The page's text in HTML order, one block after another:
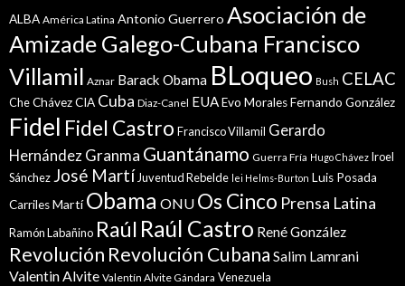
ALBA América Latina Antonio Guerrero Asociación de
Amizade Galego-Cubana Francisco
Villamil Aznar Barack Obama BLoqueo Bush CELAC
CheChávezCIA Cuba Diaz-Canel EUAEvo MoralesFernando González
Fidel Fidel Castro Francisco Villamil Gerardo
Hernández Granma Guantánamo Guerra Fría Hugo Chávez Iroel
Sánchez José Martí Juventud Rebelde lei Helms-Burton Luis Posada
CarrilesMartí Obama ONU Os Cinco Prensa Latina
Ramón Labañino Raúl Raúl Castro René González
Revolución Revolución Cubana Salim Lamrani
Valentin Alvite Valentín Alvite Gándara Venezuela